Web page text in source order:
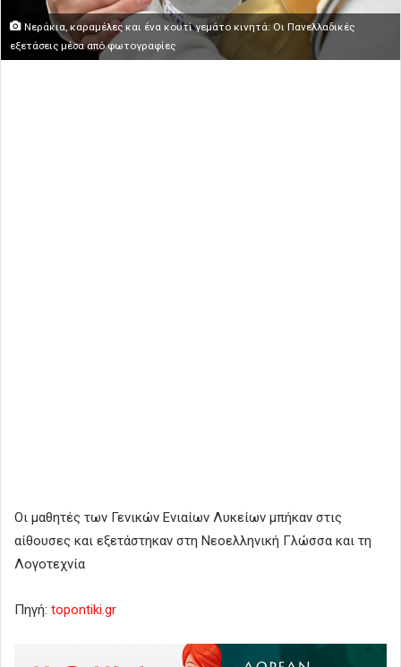
Νεράκια, καραμέλες και ένα κουτί γεμάτο κινητά: Οι Πανελλαδικές
εξετάσεις μέσα από φωτογραφίες
Οι μαθητές των Γενικών Ενιαίων Λυκείων μπήκαν στις
αίθουσες και εξετάστηκαν στη Νεοελληνική Γλώσσα και τη
Λογοτεχνία
Πηγή: topontiki.gr